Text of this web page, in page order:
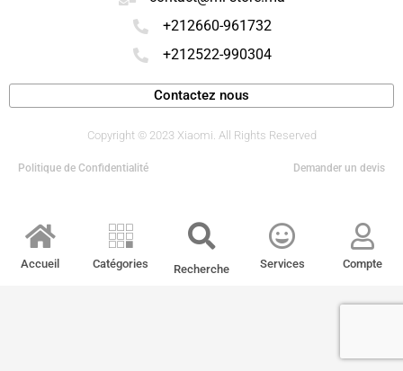
+212660-961732
+212522-990304
Contactez nous
Copyright © 2023 Xiaomi. All Rights Reserved
Politique de Confidentialité Demander un devis
Accueil Catégories Recherche Services Compte